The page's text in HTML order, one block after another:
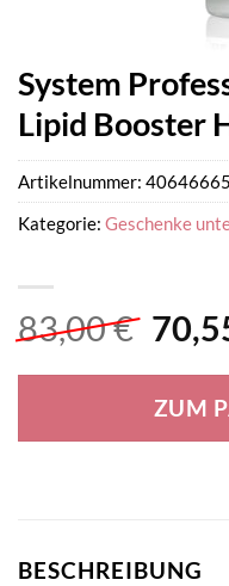
System
Lipid Booster
83,00€
war:
ZUM
Artikelnummer:
Kategorie: Geschenke
BESCHREIBUNG